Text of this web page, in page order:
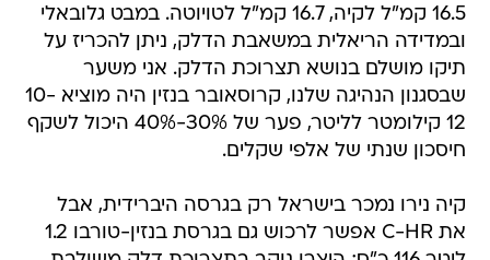
16.5 קמ"ל לקיה, 16.7 קמ"ל לטויוטה. במבט גלובאלי
ובמדידה הריאלית במשאבת הדלק, ניתן להכריז על
תיקו מושלם בנושא תצרוכת הדלק. אני משער
שבסגנון הנהיגה שלנו, קרוסאובר בנזין היה מוציא 10-
12 קילומטר לליטר, פער של 30%-40% היכול לשקף
חיסכון שנתי של אלפי שקלים.
קיה נירו נמכר בישראל רק בגרסה היברידית, אבל
את C-HR אפשר לרכוש גם בגרסת בנזין-טורבו 1.2